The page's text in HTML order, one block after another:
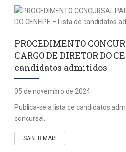
PROCEDIMENTO
CARGO DE DIRETOR DO
candidatos admitidos
05 de novembro de 2024
Publica-se a lista de candidatos
concursal.
SABER MAIS